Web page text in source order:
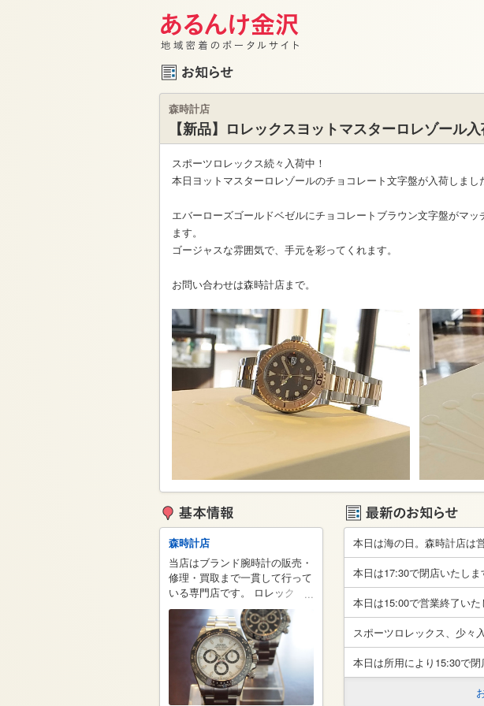
森時計店
【新品】ロレックスヨットマスターロレゾール入
スポーツロレックス続々入荷中！
本日ヨットマスターロレゾールのチョコレート文字盤が入荷しまし
エバーローズゴールドベゼルにチョコレートブラウン文字盤がマッ
ます。
ゴージャスな雰囲気で、手元を彩ってくれます。
お問い合わせは森時計店まで。
森時計店
当店はブランド腕時計の販売・
修理・買取まで一貫して行って
いる専門店です。 ロレック
ス、パネライなどをはじめ、人
気のタグホイヤー、カルティエ
など新品から中古品まで幅広く
扱っており、その他お探しの時
計などがありましたらお取り寄
せも可能です。 購入後のメン
テナンスや修理、ご不要になっ
...
本日は海の日。森時計店は
本日は17:30で閉店いたしま
本日は15:00で営業終了いた
スポーツロレックス、少々
本日は所用により15:30で閉